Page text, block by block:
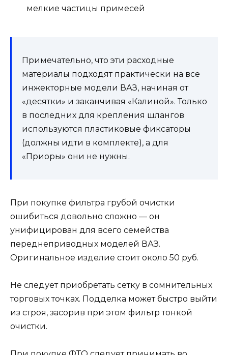
мелкие частицы примесей
Примечательно, что эти расходные
материалы подходят практически на все
инжекторные модели ВАЗ, начиная от
«десятки» и заканчивая «Калиной». Только
в последних для крепления шлангов
используются пластиковые фиксаторы
(должны идти в комплекте), а для
«Приоры» они не нужны.
При покупке фильтра грубой очистки
ошибиться довольно сложно — он
унифицирован для всего семейства
переднеприводных моделей ВАЗ.
Оригинальное изделие стоит около 50 руб.
Не следует приобретать сетку в сомнительных
торговых точках. Подделка может быстро выйти
из строя, засорив при этом фильтр тонкой
очистки.